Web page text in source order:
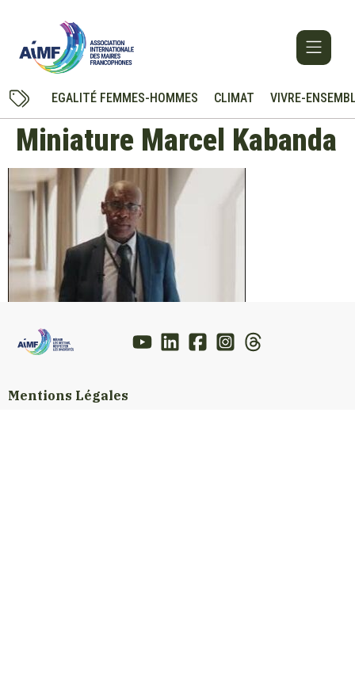
EGALITÉ FEMMES-HOMMES CLIMAT VIVRE-
Miniature Marcel Kabanda
Mentions Légales